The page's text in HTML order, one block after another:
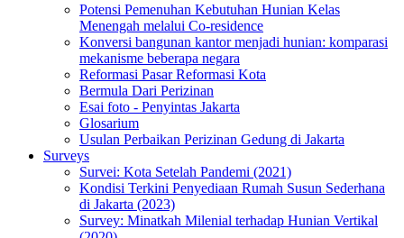
Potensi Pemenuhan Kebutuhan Hunian Kelas
Menengah melalui Co-residence
Konversi bangunan kantor menjadi hunian: komparasi
mekanisme beberapa negara
Reformasi Pasar Reformasi Kota
Bermula Dari Perizinan
Esai foto - Penyintas Jakarta
Glosarium
Usulan Perbaikan Perizinan Gedung di Jakarta
Surveys
Survei: Kota Setelah Pandemi (2021)
Kondisi Terkini Penyediaan Rumah Susun Sederhana
di Jakarta (2023)
Survey: Minatkah Milenial terhadap Hunian Vertikal